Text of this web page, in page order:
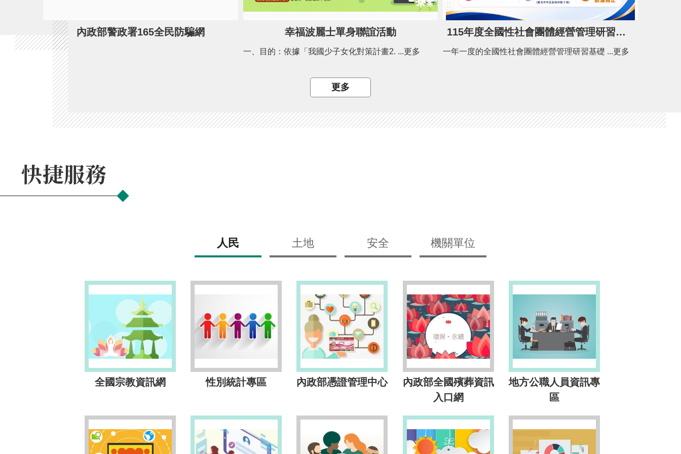
內政部警政署165全民防騙網 幸福波麗士單身聯誼活動
一、目的：依據「我國少子女化對策計畫2. ...更多
115年度全國性社會團體經營管理研習基礎班開課了！
一年一度的全國性社會團體經營管理研習基礎 ...更多
更多
快捷服務
人民 土地 安全 機關單位
全國宗教資訊網 性別統計專區 內政部憑證管理中心
內政部全國殯葬資訊
入口網
地方公職人員資訊專
區